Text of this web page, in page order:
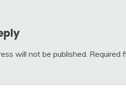
will not be published. Required